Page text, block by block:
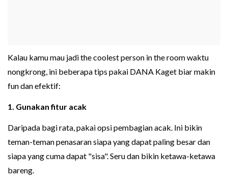
Kalau kamu mau jadi the coolest person in the room waktu
nongkrong, ini beberapa tips pakai DANA Kaget biar makin
fun dan efektif:
1. Gunakan fitur acak
Daripada bagi rata, pakai opsi pembagian acak. Ini bikin
teman-teman penasaran siapa yang dapat paling besar dan
siapa yang cuma dapat "sisa". Seru dan bikin ketawa-ketawa
bareng.